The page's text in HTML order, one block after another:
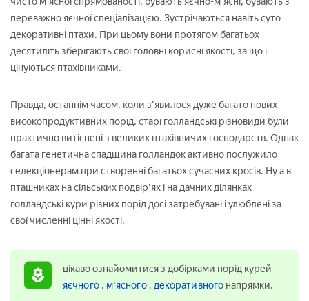
переважно яєчної спеціалізацією. Зустрічаються навіть суто
декоративні птахи. При цьому вони протягом багатьох
десятиліть зберігають свої головні корисні якості, за що і
цінуються птахівниками.
Правда, останнім часом, коли з'явилося дуже багато нових
високопродуктивних порід, старі голландські різновиди були
практично витіснені з великих птахівничих господарств. Однак
багата генетична спадщина голландок активно послужило
селекціонерам при створенні багатьох сучасних кросів. Ну а в
пташниках на сільських подвір'ях і на дачних ділянках
голландські кури різних порід досі затребувані і улюблені за
свої численні цінні якості.
цікаво ознайомитися з добірками порід курей
яєчного , м'ясного , декоративного напрямки.